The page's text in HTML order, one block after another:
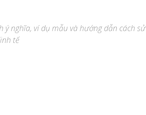
nghĩa, ví dụ mẫu và hướng dẫn cách sử
tế